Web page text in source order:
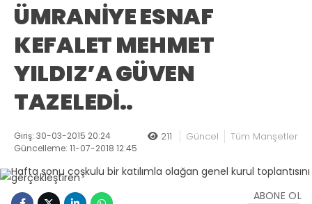
ÜMRANİYE ESNAF
KEFALET MEHMET
YILDIZ’A GÜVEN
TAZELEDİ..
Giriş: 30-03-2015 20:24
Güncelleme: 11-07-2018 12:45
211 Güncel Tüm Manşetler
ABONE OL